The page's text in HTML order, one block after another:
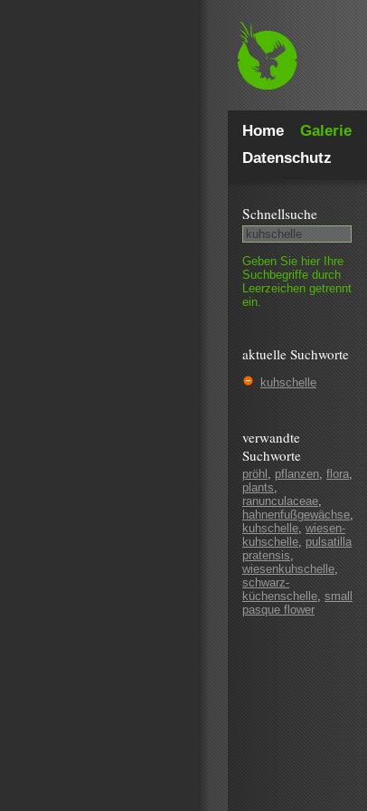
Home Galerie
Datenschutz
Schnell­suche
Geben Sie hier Ihre
Such­begriffe durch
Leer­zeichen getrennt
ein.
aktuelle Suchworte
kuhschelle
verwandte
Suchworte
pröhl , pflanzen, flora,
plants,
ranunculaceae,
hahnenfußgewächse,
kuhschelle, wiesen-
kuhschelle, pulsatilla
pratensis,
wiesenkuhschelle,
schwarz-
küchenschelle, small
pasque flower